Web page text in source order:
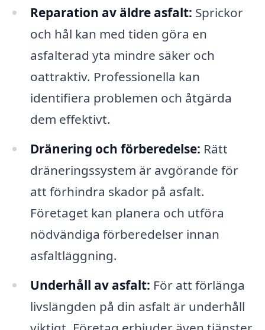
Reparation av äldre asfalt: Sprickor
och hål kan med tiden göra en
asfalterad yta mindre säker och
oattraktiv. Professionella kan
identifiera problemen och åtgärda
dem effektivt.
Dränering och förberedelse: Rätt
dräneringssystem är avgörande för
att förhindra skador på asfalt.
Företaget kan planera och utföra
nödvändiga förberedelser innan
asfaltläggning.
Underhåll av asfalt: För att förlänga
livslängden på din asfalt är underhåll